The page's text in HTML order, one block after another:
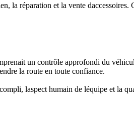
la réparation et la vente daccessoires.
un contrôle approfondi du
la route en toute confiance.
laspect humain de léquipe et la